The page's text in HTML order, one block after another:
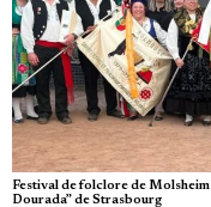
Festival de folclore de
Dourada” de Strasbourg